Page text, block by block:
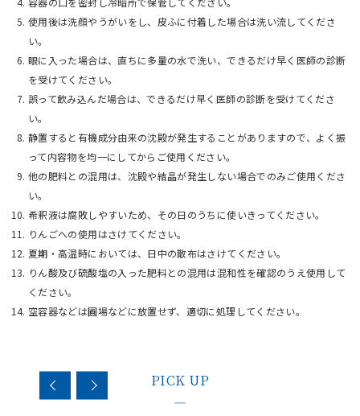
使用後は洗顔やうがいをし、皮ふに付着した場合は洗い流してくださ
い。
眼に入った場合は、直ちに多量の水で洗い、できるだけ早く医師の診断
を受けてください。
誤って飲み込んだ場合は、できるだけ早く医師の診断を受けてくださ
い。
静置すると有機成分由来の沈殿が発生することがありますので、よく振
って内容物を均一にしてからご使用ください。
他の肥料との混用は、沈殿や結晶が発生しない場合でのみご使用くださ
い。
希釈液は腐敗しやすいため、その日のうちに使いきってください。
りんごへの使用はさけてください。
夏期・高温時においては、日中の散布はさけてください。
りん酸及び硫酸塩の入った肥料との混用は混和性を確認のうえ使用して
ください。
空容器などは圃場などに放置せず、適切に処理してください。
PICK UP
—